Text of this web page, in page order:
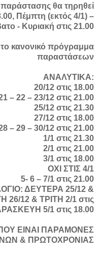
θα τηρηθεί
Πέμπτη (εκτός 4/1) –
- Κυριακή στις 21.00
το κανονικό πρόγραμμα
παραστάσεων
ΑΝΑΛΥΤΙΚΑ:
20/12 στις 18.00
– 22 – 23/12 στις 21.00
25/12 στις 21.30
27/12 στις 18.00
– 29 – 30/12 στις 21.00
1/1 στις 21.30
2/1 στις 21.00
3/1 στις 18.00
ΟΧΙ ΣΤΙΣ 4/1
5- 6 – 7/1 στις 21.00
ΔΕΥΤΕΡΑ 25/12 &
26/12 & ΤΡΙΤΗ 2/1 στις
5/1 στις 18.00
ΕΙΝΑΙ ΠΑΡΑΜΟΝΕΣ
& ΠΡΩΤΟΧΡΟΝΙΑΣ